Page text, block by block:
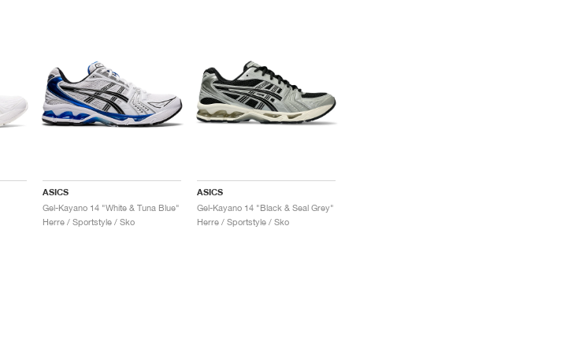
ASICS
Gel-Kayano 14 "White & Tuna Blue"
Herre / Sportstyle / Sko
ASICS
Gel-Kayano 14 "Black & Seal Grey"
Herre / Sportstyle / Sko